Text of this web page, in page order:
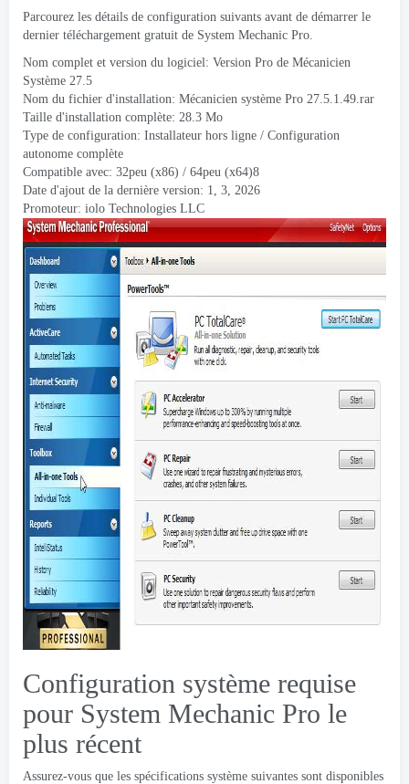
Parcourez les détails de configuration suivants avant de démarrer le
dernier téléchargement gratuit de System Mechanic Pro.
Nom complet et version du logiciel: Version Pro de Mécanicien
Système 27.5
Nom du fichier d'installation: Mécanicien système Pro 27.5.1.49.rar
Taille d'installation complète: 28.3 Mo
Type de configuration: Installateur hors ligne / Configuration
autonome complète
Compatible avec: 32peu (x86) / 64peu (x64)8
Date d'ajout de la dernière version: 1, 3, 2026
Promoteur: iolo Technologies LLC
Configuration système requise
pour System Mechanic Pro le
plus récent
Assurez-vous que les spécifications système suivantes sont disponibles